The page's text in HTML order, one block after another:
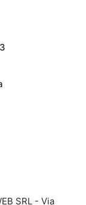
SRL - Via